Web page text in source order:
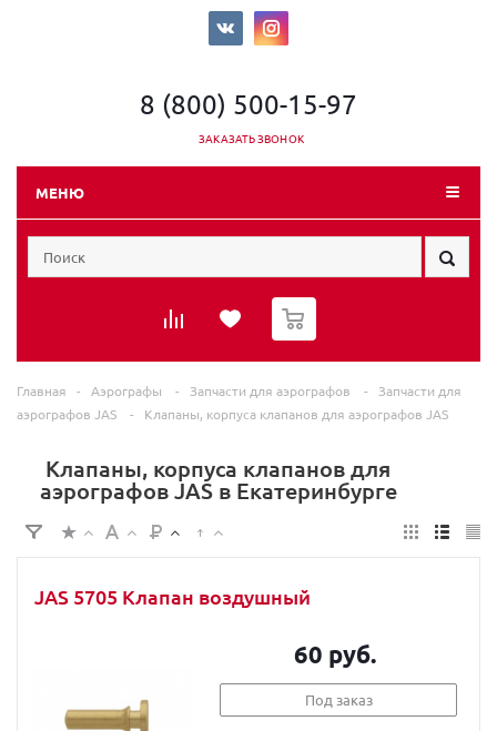
8 (800) 500-15-97
ЗАКАЗАТЬ ЗВОНОК
МЕНЮ
0
Главная - Аэрографы - Запчасти для аэрографов -
Запчасти для
аэрографов JAS
- Клапаны, корпуса клапанов для аэрографов JAS
Клапаны, корпуса клапанов для
аэрографов JAS в Екатеринбурге
JAS 5705 Клапан воздушный
60 руб.
Под заказ